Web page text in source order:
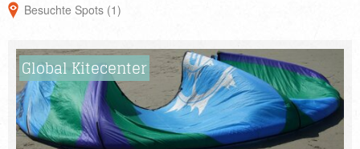
Besuchte Spots (1)
Global Kitecenter